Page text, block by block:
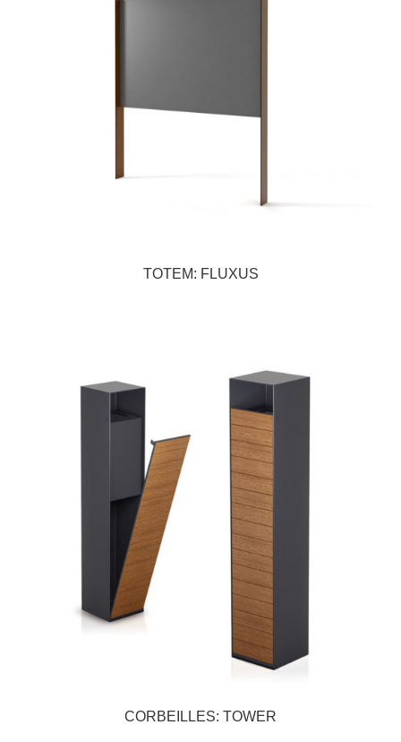
TOTEM: FLUXUS
CORBEILLES: TOWER